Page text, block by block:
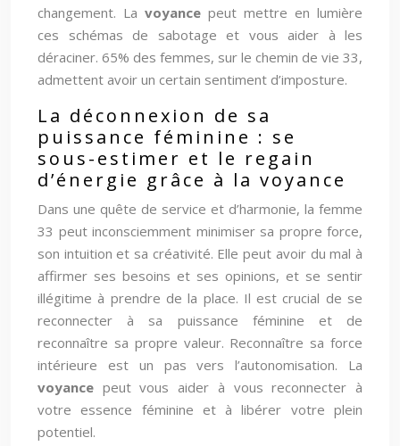
changement. La voyance peut mettre en lumière
ces schémas de sabotage et vous aider à les
déraciner. 65% des femmes, sur le chemin de vie 33,
admettent avoir un certain sentiment d’imposture.
La déconnexion de sa
puissance féminine : se
sous-estimer et le regain
d’énergie grâce à la voyance
Dans une quête de service et d’harmonie, la femme
33 peut inconsciemment minimiser sa propre force,
son intuition et sa créativité. Elle peut avoir du mal à
affirmer ses besoins et ses opinions, et se sentir
illégitime à prendre de la place. Il est crucial de se
reconnecter à sa puissance féminine et de
reconnaître sa propre valeur. Reconnaître sa force
intérieure est un pas vers l’autonomisation. La
voyance peut vous aider à vous reconnecter à
votre essence féminine et à libérer votre plein
potentiel.